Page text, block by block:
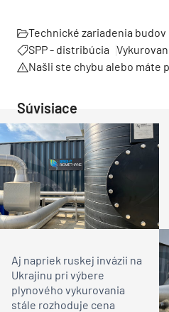
Technické zariadenia budov
SPP - distribúcia
Našli ste chybu alebo máte
Súvisiace
Aj napriek ruskej invázii na
Ukrajinu pri výbere
plynového vykurovania
stále rozhoduje cena